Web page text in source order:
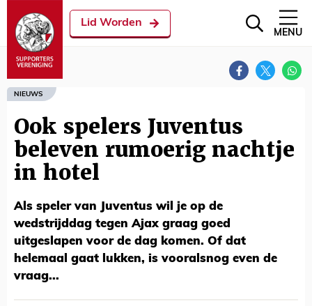
Lid Worden
MENU
NIEUWS
Ook spelers Juventus
beleven rumoerig nachtje
in hotel
Als speler van Juventus wil je op de
wedstrijddag tegen Ajax graag goed
uitgeslapen voor de dag komen. Of dat
helemaal gaat lukken, is vooralsnog even de
vraag...